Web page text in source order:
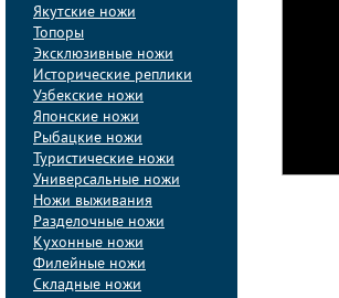
Якутские ножи
Топоры
Эксклюзивные ножи
Исторические реплики
Узбекские ножи
Японские ножи
Рыбацкие ножи
Туристические ножи
Универсальные ножи
Ножи выживания
Разделочные ножи
Кухонные ножи
Филейные ножи
Складные ножи